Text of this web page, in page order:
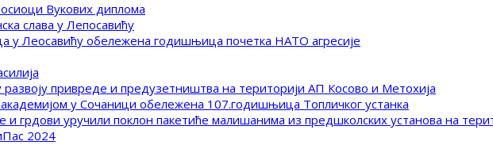
Вукових диплома
слава у Лепосавићу
у Леосавићу обележена годишњица почетка НАТО агресије
привреде и предузетништва на територији АП Косово и Метохија
у Сочаници обележена 107.годишњица Топличког устанка
и грдови уручили поклон пакетиће малишанима из предшколских установа на
2024